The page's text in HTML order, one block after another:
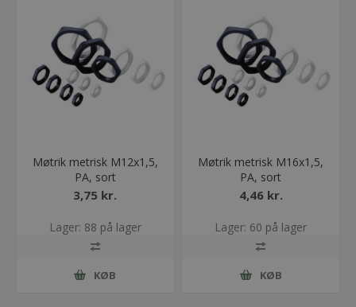
Møtrik metrisk M12x1,5,
PA, sort
3,75 kr.
Lager: 88 på lager
KØB
Møtrik metrisk M16x1,5,
PA, sort
4,46 kr.
Lager: 60 på lager
KØB